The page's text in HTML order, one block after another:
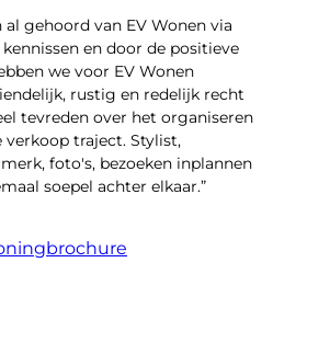
al gehoord van EV Wonen via
en door de positieve
we voor EV Wonen
rustig en redelijk recht
tevreden over het organiseren
verkoop traject. Stylist,
foto's, bezoeken inplannen
soepel achter elkaar.”